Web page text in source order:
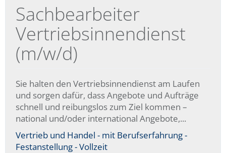
Sachbearbeiter
Vertriebsinnendienst
(m/w/d)
Sie halten den Vertriebsinnendienst am Laufen
und sorgen dafür, dass Angebote und Aufträge
schnell und reibungslos zum Ziel kommen –
national und/oder international Angebote,...
Vertrieb und Handel - mit Berufserfahrung -
Festanstellung - Vollzeit